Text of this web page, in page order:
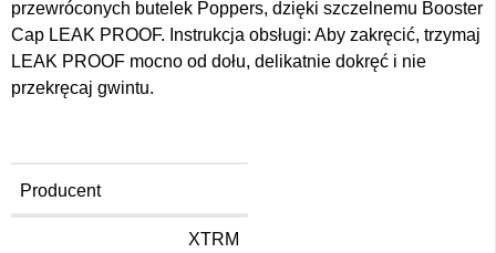
przewróconych butelek Poppers, dzięki szczelnemu Booster
Cap LEAK PROOF. Instrukcja obsługi: Aby zakręcić, trzymaj
LEAK PROOF mocno od dołu, delikatnie dokręć i nie
przekręcaj gwintu.
Producent
XTRM